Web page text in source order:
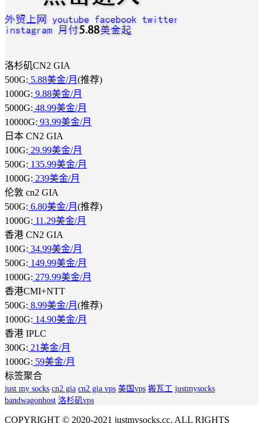
洛杉矶CN2 GIA
500G: 5.88美金/月 (推荐)
1000G: 9.88美金/月
5000G: 48.99美金/月
10000G: 93.99美金/月
日本 CN2 GIA
100G: 29.99美金/月
500G: 135.99美金/月
1000G: 239美金/月
伦敦 cn2 GIA
500G: 6.80美金/月 (推荐)
1000G: 11.29美金/月
香港 CN2 GIA
100G: 34.99美金/月
500G: 149.99美金/月
1000G: 279.99美金/月
香港CMI+NTT
500G: 8.99美金/月 (推荐)
1000G: 14.90美金/月
香港 IPLC
300G: 21美金/月
1000G: 59美金/月
标签聚合
just my socks cn2 gia cn2 gia vps 美国vps 搬瓦工 justmysocks
bandwagonhost 洛杉矶vps
COPYRIGHT © 2020-2021 justmysocks.cc. ALL RIGHTS